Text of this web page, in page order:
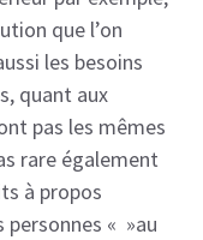
que l’on
les besoins
quant aux
pas les mêmes
rare également
à propos
« »au